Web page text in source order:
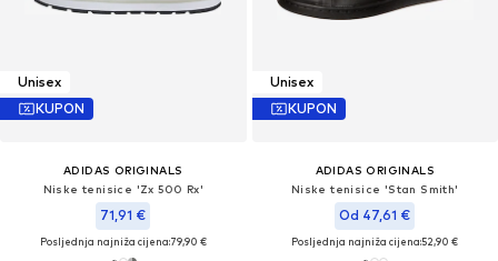
Unisex
KUPON
ADIDAS ORIGINALS
Niske tenisice 'Zx 500 Rx'
71,91 €
Posljednja najniža cijena:79,90 €
Unisex
KUPON
ADIDAS ORIGINALS
Niske tenisice 'Stan Smith'
Od 47,61 €
Posljednja najniža cijena:52,90 €